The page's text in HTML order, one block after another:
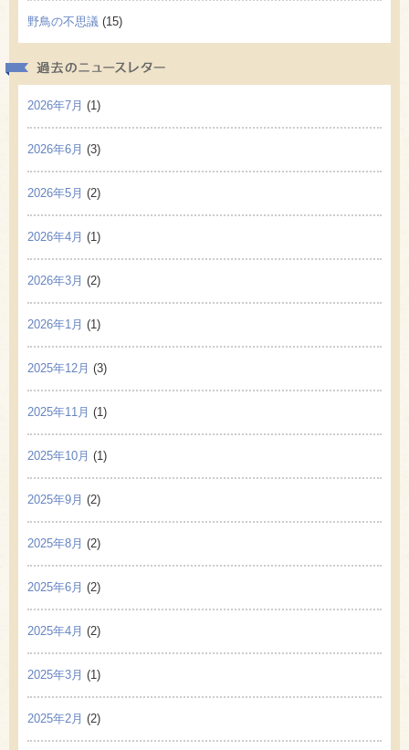
野鳥の不思議 (15)
2026年7月 (1)
2026年6月 (3)
2026年5月 (2)
2026年4月 (1)
2026年3月 (2)
2026年1月 (1)
2025年12月 (3)
2025年11月 (1)
2025年10月 (1)
2025年9月 (2)
2025年8月 (2)
2025年6月 (2)
2025年4月 (2)
2025年3月 (1)
2025年2月 (2)